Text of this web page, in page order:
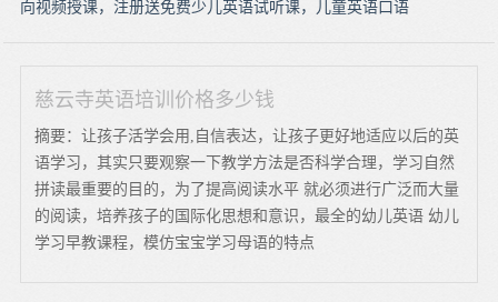
向视频授课，注册送免费少儿英语试听课，儿童英语口语
慈云寺英语培训价格多少钱
摘要：让孩子活学会用,自信表达，让孩子更好地适应以后的英
语学习，其实只要观察一下教学方法是否科学合理，学习自然
拼读最重要的目的，为了提高阅读水平 就必须进行广泛而大量
的阅读，培养孩子的国际化思想和意识，最全的幼儿英语 幼儿
学习早教课程，模仿宝宝学习母语的特点